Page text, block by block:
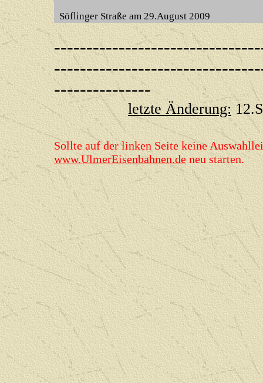
Söflinger Straße am 29.August 2009
---------------
letzte Änderung:
Sollte auf der linken Seite keine
www.UlmerEisenbahnen.deneu starten.